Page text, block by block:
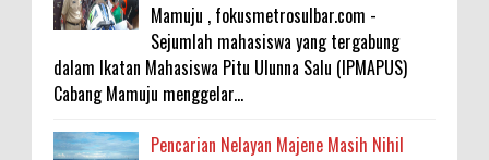
Mamuju , fokusmetrosulbar.com -
Sejumlah mahasiswa yang tergabung
dalam Ikatan Mahasiswa Pitu Ulunna Salu (IPMAPUS)
Cabang Mamuju menggelar...
Pencarian Nelayan Majene Masih Nihil